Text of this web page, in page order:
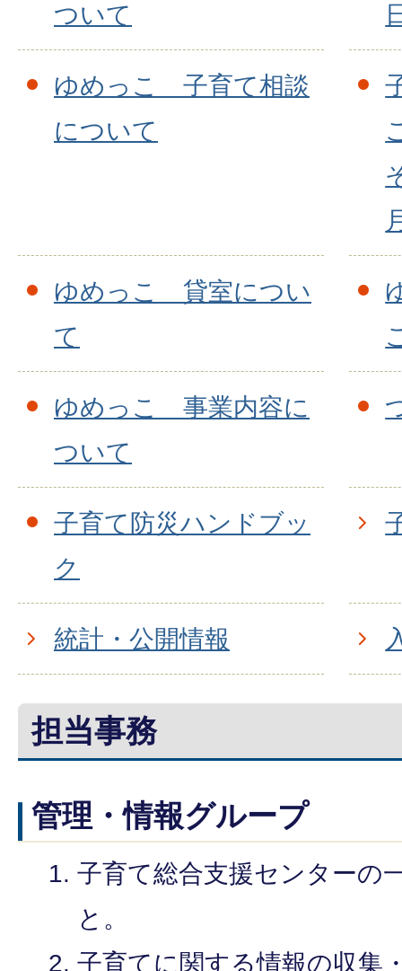
ついて
ゆめっこ 子育て相談
について
ゆめっこ 貸室につい
て
ゆめっこ 事業内容に
ついて
子育て防災ハンドブッ
ク
統計・公開情報
担当事務
管理・情報グループ
子育て総合支援センターの
と。
子育てに関する情報の収集